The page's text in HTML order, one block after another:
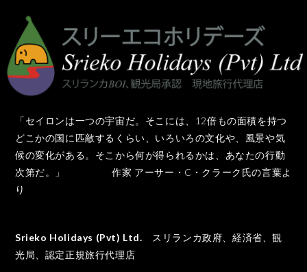
「セイロンは一つの宇宙だ。そこには、12倍もの面積を持つ
どこかの国に匹敵するくらい、いろいろの文化や、風景や気
候の変化がある。そこから何が得られるかは、あなたの行動
次第だ。」 作家 アーサー・C・クラーク氏の言葉よ
り
Srieko Holidays (Pvt) Ltd. スリランカ政府、経済省、観
光局、認定正規旅行代理店